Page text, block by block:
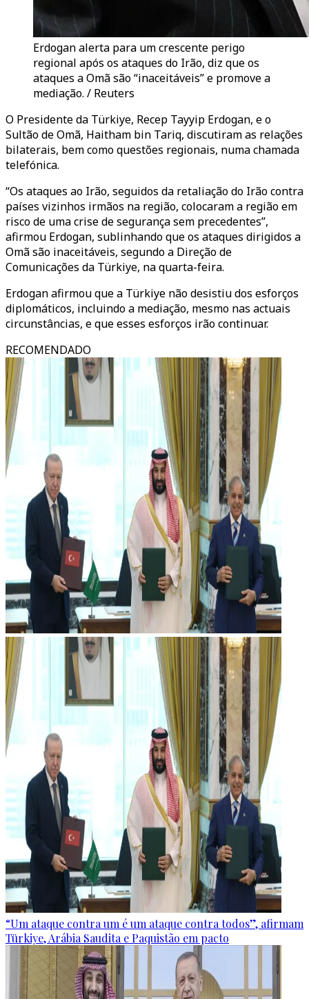
Erdogan alerta para um crescente perigo
regional após os ataques do Irão, diz que os
ataques a Omã são “inaceitáveis” e promove a
mediação. / Reuters
O Presidente da Türkiye, Recep Tayyip Erdogan, e o
Sultão de Omã, Haitham bin Tariq, discutiram as relações
bilaterais, bem como questões regionais, numa chamada
telefónica.
“Os ataques ao Irão, seguidos da retaliação do Irão contra
países vizinhos irmãos na região, colocaram a região em
risco de uma crise de segurança sem precedentes”,
afirmou Erdogan, sublinhando que os ataques dirigidos a
Omã são inaceitáveis, segundo a Direção de
Comunicações da Türkiye, na quarta-feira.
Erdogan afirmou que a Türkiye não desistiu dos esforços
diplomáticos, incluindo a mediação, mesmo nas actuais
circunstâncias, e que esses esforços irão continuar.
RECOMENDADO
“Um ataque contra um é um ataque contra todos”, afirmam
Türkiye, Arábia Saudita e Paquistão em pacto